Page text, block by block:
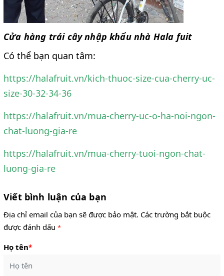
Cửa hàng trái cây nhập khẩu nhà Hala fuit
Có thể bạn quan tâm:
https://halafruit.vn/kich-thuoc-size-cua-cherry-uc-
size-30-32-34-36
https://halafruit.vn/mua-cherry-uc-o-ha-noi-ngon-
chat-luong-gia-re
https://halafruit.vn/mua-cherry-tuoi-ngon-chat-
luong-gia-re
Viết bình luận của bạn
Địa chỉ email của bạn sẽ được bảo mật. Các trường bắt buộc
được đánh dấu *
Họ tên*